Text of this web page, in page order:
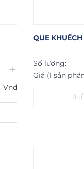
+
Vnđ
QUE
Số lượng:
Giá (1 sản